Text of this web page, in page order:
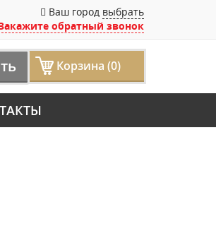
Ваш город выбрать
обратный звонок
Корзина (0)